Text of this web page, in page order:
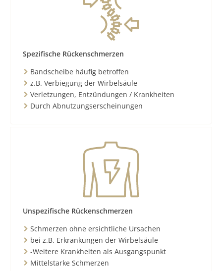
Spezifische Rückenschmerzen
Bandscheibe häufig betroffen
z.B. Verbiegung der Wirbelsäule
Verletzungen, Entzündungen / Krankheiten
Durch Abnutzungserscheinungen
Unspezifische Rückenschmerzen
Schmerzen ohne ersichtliche Ursachen
bei z.B. Erkrankungen der Wirbelsäule
-Weitere Krankheiten als Ausgangspunkt
Mittelstarke Schmerzen